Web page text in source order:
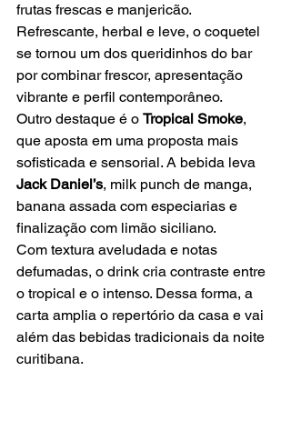
frutas frescas e manjericão.
Refrescante, herbal e leve, o coquetel
se tornou um dos queridinhos do bar
por combinar frescor, apresentação
vibrante e perfil contemporâneo.
Outro destaque é o Tropical Smoke,
que aposta em uma proposta mais
sofisticada e sensorial. A bebida leva
Jack Daniel’s, milk punch de manga,
banana assada com especiarias e
finalização com limão siciliano.
Com textura aveludada e notas
defumadas, o drink cria contraste entre
o tropical e o intenso. Dessa forma, a
carta amplia o repertório da casa e vai
além das bebidas tradicionais da noite
curitibana.